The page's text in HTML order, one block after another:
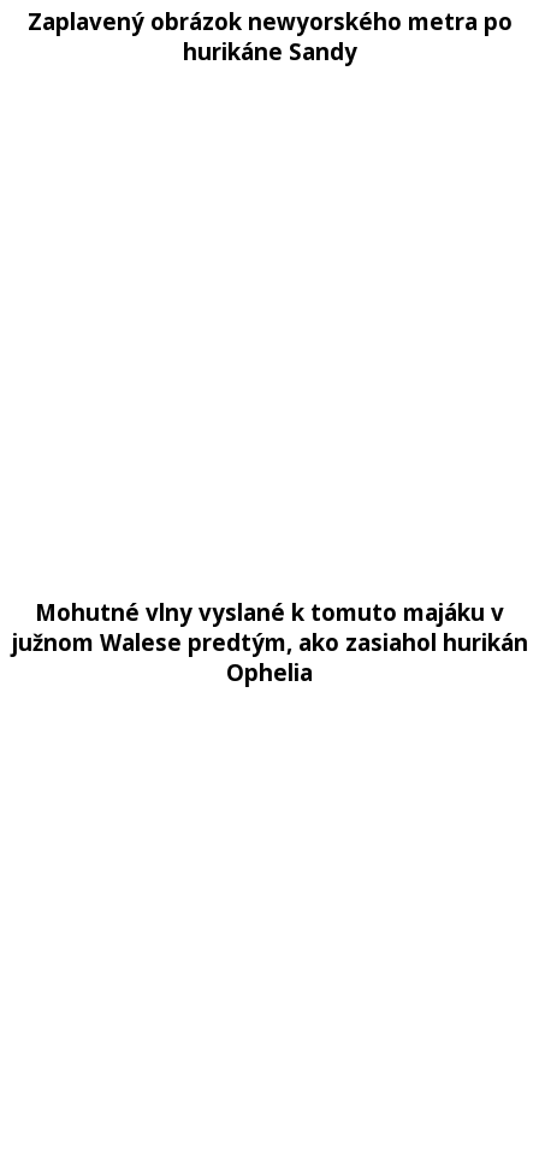
Zaplavený obrázok newyorského metra po
hurikáne Sandy
Mohutné vlny vyslané k tomuto majáku v
južnom Walese predtým, ako zasiahol hurikán
Ophelia